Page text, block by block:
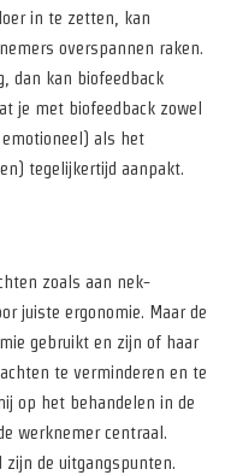
in te zetten, kan
overspannen raken.
dan kan biofeedback
je met biofeedback zowel
als het
tegelijkertijd aanpakt.
zoals aan nek-
juiste ergonomie. Maar de
gebruikt en zijn of haar
te verminderen en te
op het behandelen in de
werknemer centraal.
de uitgangspunten.